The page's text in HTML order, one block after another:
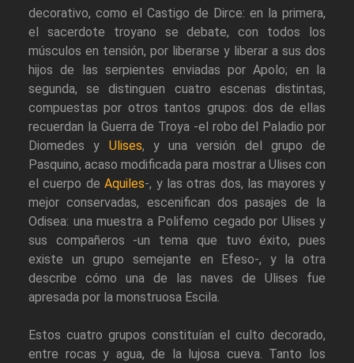
decorativo, como el Castigo de Dirce: en la primera,
el sacerdote troyano se debate, con todos los
músculos en tensión, por liberarse y liberar a sus dos
hijos de las serpientes enviadas por Apolo; en la
segunda, se distinguen cuatro escenas distintas,
compuestas por otros tantos grupos: dos de ellas
recuerdan la Guerra de Troya -el robo del Paladio por
Diomedes y Ulises, y una versión del grupo de
Pasquino, acaso modificada para mostrar a Ulises con
el cuerpo deAquiles-, y las otras dos, las mayores y
mejor conservadas, escenifican dos pasajes de la
Odisea: una muestra a Polifemo cegado por Ulises y
sus compañeros -un tema que tuvo éxito, pues
existe un grupo semejante en Efeso-, y la otra
describe cómo una de las naves de Ulises fue
apresada por la monstruosa Escila.
Estos cuatro grupos constituían el culto decorado,
entre rocas y agua, de la lujosa cueva. Tanto los